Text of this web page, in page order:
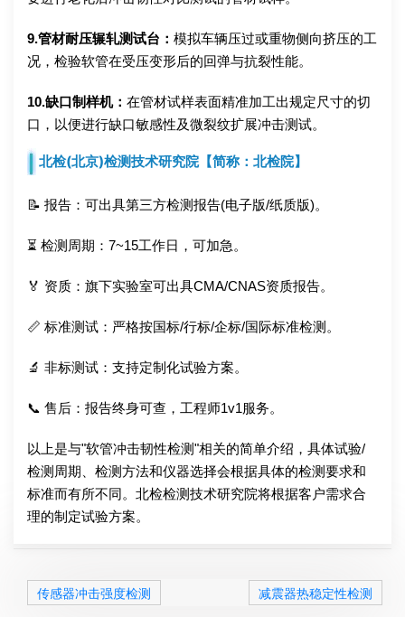
9.管材耐压辗轧测试台： 模拟车辆压过或重物侧向挤压的工
况，检验软管在受压变形后的回弹与抗裂性能。
10.缺口制样机： 在管材试样表面精准加工出规定尺寸的切
口，以便进行缺口敏感性及微裂纹扩展冲击测试。
北检(北京)检测技术研究院【简称：北检院】
📝 报告：可出具第三方检测报告(电子版/纸质版)。
⏳ 检测周期：7~15工作日，可加急。
🏅 资质：旗下实验室可出具CMA/CNAS资质报告。
📏 标准测试：严格按国标/行标/企标/国际标准检测。
🔬 非标测试：支持定制化试验方案。
📞 售后：报告终身可查，工程师1v1服务。
以上是与"软管冲击韧性检测"相关的简单介绍，具体试验/
检测周期、检测方法和仪器选择会根据具体的检测要求和
标准而有所不同。北检检测技术研究院将根据客户需求合
理的制定试验方案。
传感器冲击强度检测 减震器热稳定性检测